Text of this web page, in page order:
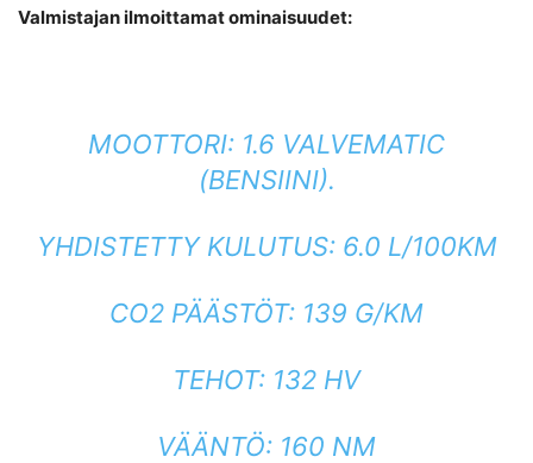
Valmistajan ilmoittamat ominaisuudet:
MOOTTORI: 1.6 VALVEMATIC
(BENSIINI).
YHDISTETTY KULUTUS: 6.0 L/100KM
CO2 PÄÄSTÖT: 139 G/KM
TEHOT: 132 HV
VÄÄNTÖ: 160 NM